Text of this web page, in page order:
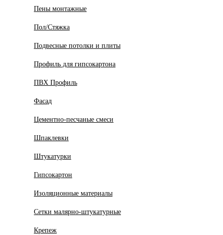
Пены монтажные
Пол/Стяжка
Подвесные потолки и плиты
Профиль для гипсокартона
ПВХ Профиль
Фасад
Цементно-песчаные смеси
Шпаклевки
Штукатурки
Гипсокартон
Изоляционные материалы
Сетки малярно-штукатурные
Крепеж